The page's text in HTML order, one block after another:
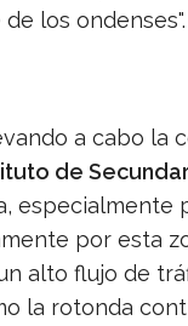
los ondenses".
a cabo la
de
especialmente
por esta
alto flujo de
la rotonda